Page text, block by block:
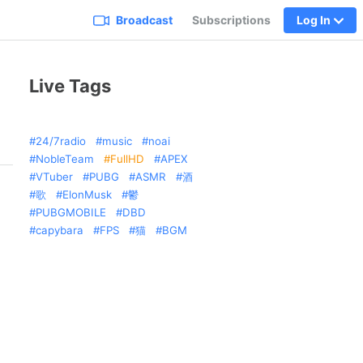
Broadcast Subscriptions Log In
Live Tags
24/7radio music
noai
NobleTeam
FullHD
APEX
VTuber
PUBG ASMR
酒
歌
ElonMusk
鬱
PUBGMOBILE
DBD
capybara
FPS 猫 BGM